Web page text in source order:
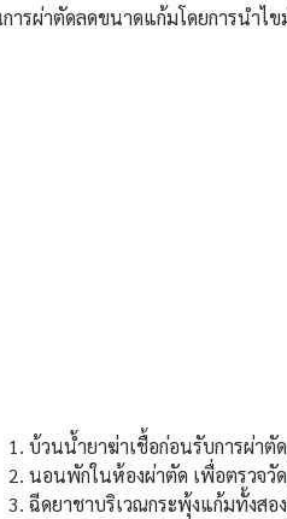
ารผ่าตัดลดขนาดแก้มโดยการนำไ
บ้วนน้ำยาฆ่าเชื้อก่อนรับการผ่าตัด
นอนพักในห้องผ่าตัด เพื่อตรวจวั
ฉีดยาชาบริเวณกระพุ้งแก้มทั้งสอ